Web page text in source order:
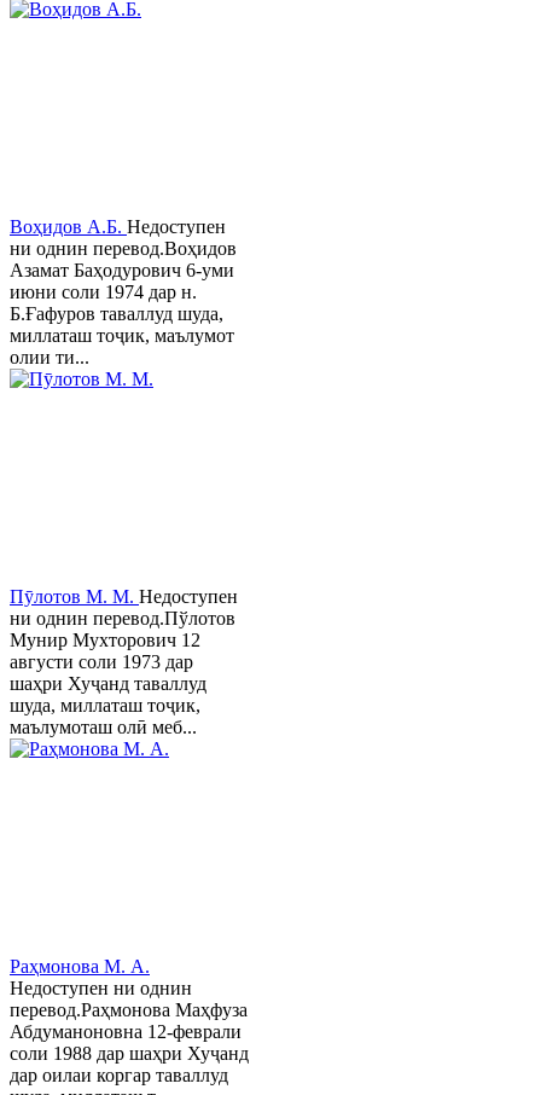
Воҳидов А.Б. Недоступен
ни однин перевод.Воҳидов
Азамат Баҳодурович 6-уми
июни соли 1974 дар н.
Б.Ғафуров таваллуд шуда,
миллаташ тоҷик, маълумот
олии ти...
Пӯлотов М. М. Недоступен
ни однин перевод.Пўлотов
Мунир Мухторович 12
августи соли 1973 дар
шаҳри Хуҷанд таваллуд
шуда, миллаташ тоҷик,
маълумоташ олӣ меб...
Раҳмонова М. А.
Недоступен ни однин
перевод.Раҳмонова Маҳфуза
Абдуманоновна 12-феврали
соли 1988 дар шаҳри Хуҷанд
дар оилаи коргар таваллуд